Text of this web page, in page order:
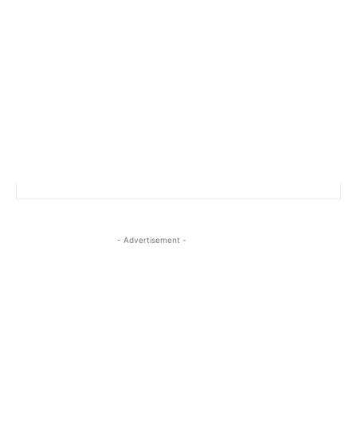
- Advertisement -